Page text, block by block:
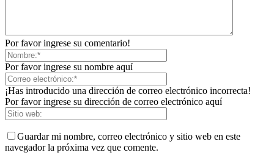
Por favor ingrese su comentario!
Por favor ingrese su nombre aquí
¡Has introducido una dirección de correo electrónico incorrecta!
Por favor ingrese su dirección de correo electrónico aquí
Guardar mi nombre, correo electrónico y sitio web en este
navegador la próxima vez que comente.